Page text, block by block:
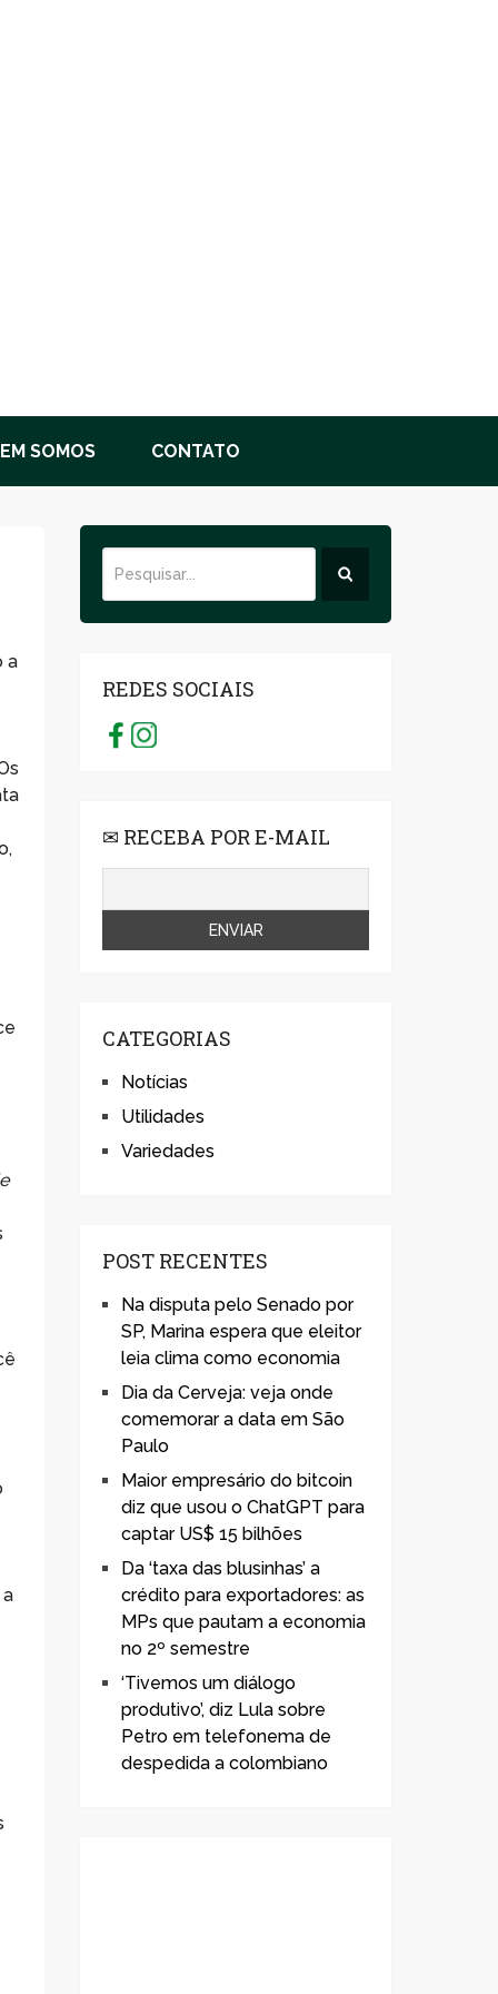
SOMOS CONTATO
a
REDES SOCIAIS
✉ RECEBA POR E-MAIL
CATEGORIAS
Notícias
Utilidades
Variedades
POST RECENTES
Na disputa pelo Senado por
SP, Marina espera que eleitor
leia clima como economia
Dia da Cerveja: veja onde
comemorar a data em São
Paulo
Maior empresário do bitcoin
diz que usou o ChatGPT para
captar US$ 15 bilhões
Da ‘taxa das blusinhas’ a
crédito para exportadores: as
MPs que pautam a economia
no 2º semestre
‘Tivemos um diálogo
produtivo’, diz Lula sobre
Petro em telefonema de
despedida a colombiano